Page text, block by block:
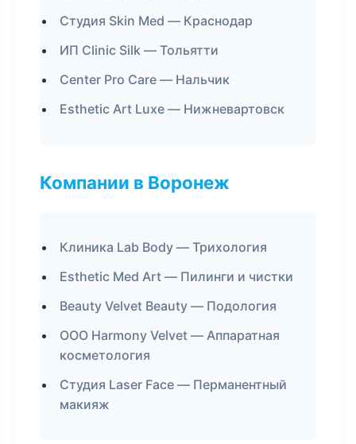
Студия Skin Med — Краснодар
ИП Clinic Silk — Тольятти
Center Pro Care — Нальчик
Esthetic Art Luxe — Нижневартовск
Компании в Воронеж
Клиника Lab Body — Трихология
Esthetic Med Art — Пилинги и чистки
Beauty Velvet Beauty — Подология
ООО Harmony Velvet — Аппаратная
косметология
Студия Laser Face — Перманентный
макияж